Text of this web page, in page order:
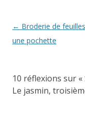
Navigation
des
← Broderie de
une pochette
10 réflexions sur «
Le jasmin,